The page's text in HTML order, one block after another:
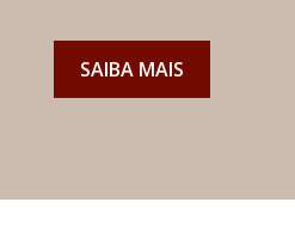
SAIBA MAIS